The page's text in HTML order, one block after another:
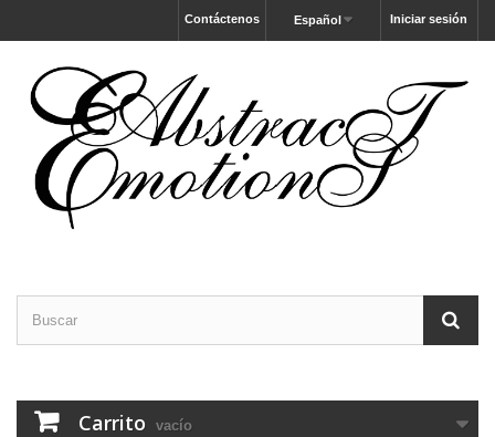
Iniciar sesión
Español
Contáctenos
Carrito vacío